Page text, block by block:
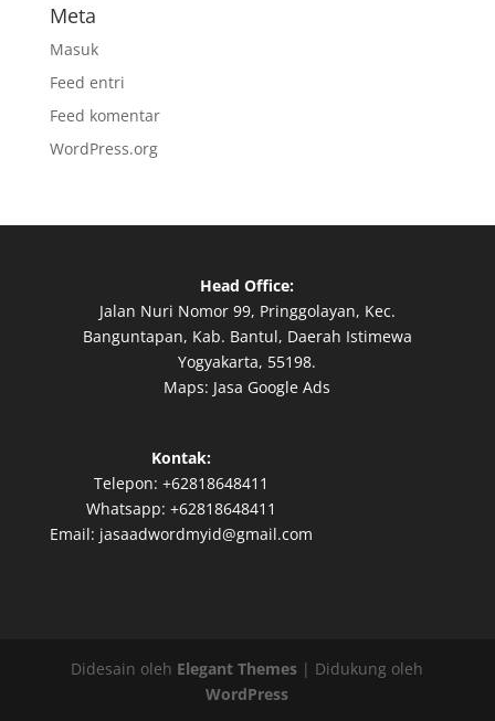
Meta
Masuk
Feed entri
Feed komentar
WordPress.org
Head Office:
Jalan Nuri Nomor 99, Pringgolayan, Kec.
Banguntapan, Kab. Bantul, Daerah Istimewa
Yogyakarta, 55198.
Maps: Jasa Google Ads
Kontak:
Telepon: +62818648411
Whatsapp: +62818648411
Email: jasaadwordmyid@gmail.com
Didesain oleh Elegant Themes | Didukung oleh
WordPress